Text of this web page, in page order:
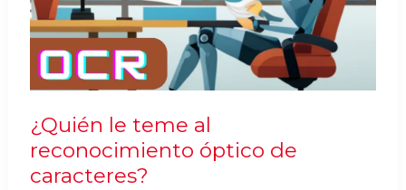
¿Quién le teme al
reconocimiento óptico de
caracteres?